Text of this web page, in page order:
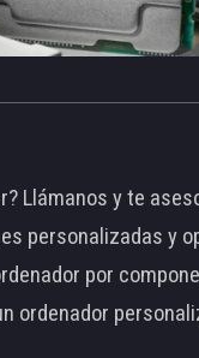
Llámanos y te
personalizadas y
por
ordenador